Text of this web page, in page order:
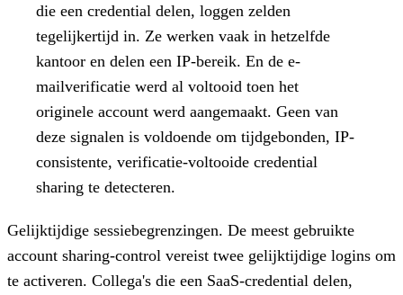
die een credential delen, loggen zelden
tegelijkertijd in. Ze werken vaak in hetzelfde
kantoor en delen een IP-bereik. En de e-
mailverificatie werd al voltooid toen het
originele account werd aangemaakt. Geen van
deze signalen is voldoende om tijdgebonden, IP-
consistente, verificatie-voltooide credential
sharing te detecteren.
Gelijktijdige sessiebegrenzingen. De meest gebruikte
account sharing-control vereist twee gelijktijdige logins om
te activeren. Collega's die een SaaS-credential delen,